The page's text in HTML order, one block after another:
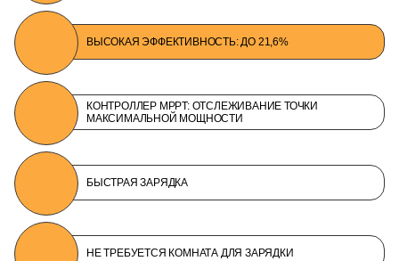
ВЫСОКАЯ ЭФФЕКТИВНОСТЬ: ДО 21,6%
КОНТРОЛЛЕР MPPT: ОТСЛЕЖИВАНИЕ ТОЧКИ
МАКСИМАЛЬНОЙ МОЩНОСТИ
БЫСТРАЯ ЗАРЯДКА
НЕ ТРЕБУЕТСЯ КОМНАТА ДЛЯ ЗАРЯДКИ